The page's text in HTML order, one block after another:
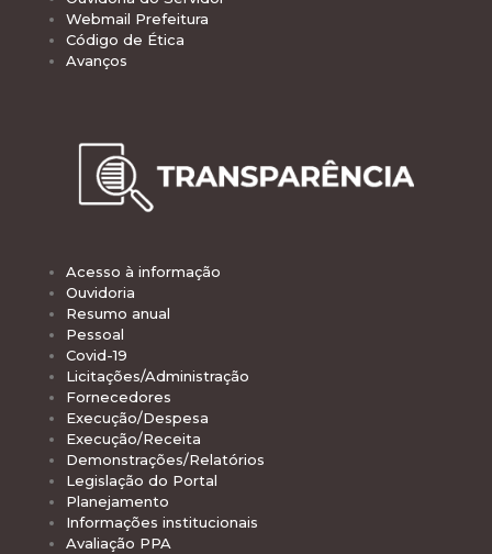
Webmail Prefeitura
Código de Ética
Avanços
Acesso à informação
Ouvidoria
Resumo anual
Pessoal
Covid-19
Licitações/Administração
Fornecedores
Execução/Despesa
Execução/Receita
Demonstrações/Relatórios
Legislação do Portal
Planejamento
Informações institucionais
Avaliação PPA